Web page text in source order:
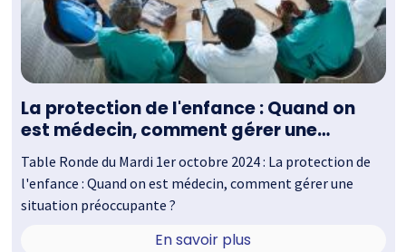
La protection de l'enfance : Quand on
est médecin, comment gérer une
situation préoccupante ?
Table Ronde du Mardi 1er octobre 2024 : La protection de
l'enfance : Quand on est médecin, comment gérer une
situation préoccupante ?
En savoir plus